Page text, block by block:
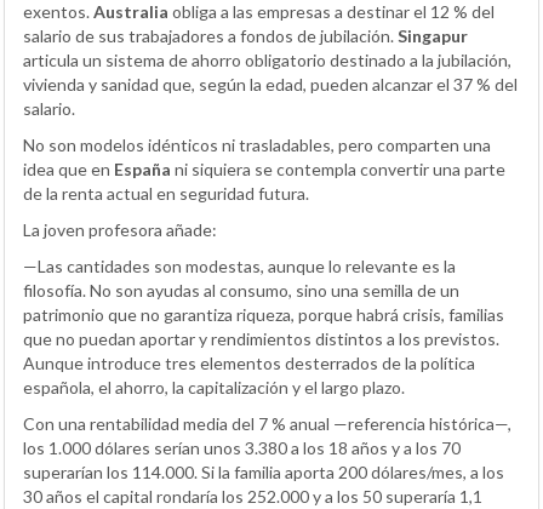
exentos.Australia obliga a las empresas a destinar el 12 % del
salario de sus trabajadores a fondos de jubilación.Singapur
articula un sistema de ahorro obligatorio destinado a la jubilación,
vivienda y sanidad que, según la edad, pueden alcanzar el 37 % del
salario.
No son modelos idénticos ni trasladables, pero comparten una
idea que en España ni siquiera se contempla convertir una parte
de la renta actual en seguridad futura.
La joven profesora añade:
—Las cantidades son modestas, aunque lo relevante es la
filosofía. No son ayudas al consumo, sino una semilla de un
patrimonio que no garantiza riqueza, porque habrá crisis, familias
que no puedan aportar y rendimientos distintos a los previstos.
Aunque introduce tres elementos desterrados de la política
española, el ahorro, la capitalización y el largo plazo.
Con una rentabilidad media del 7 % anual —referencia histórica—,
los 1.000 dólares serían unos 3.380 a los 18 años y a los 70
superarían los 114.000. Si la familia aporta 200 dólares/mes, a los
30 años el capital rondaría los 252.000 y a los 50 superaría 1,1